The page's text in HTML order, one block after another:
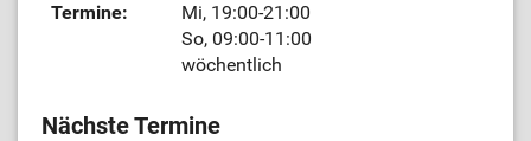
Termine:
Mi, 19:00-21:00
So, 09:00-11:00
wöchentlich
Nächste Termine